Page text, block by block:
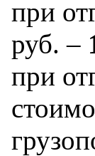
при
руб. –
при